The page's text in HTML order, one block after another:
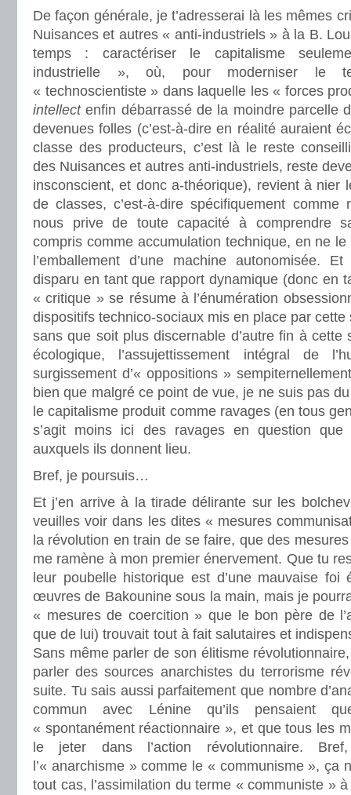
De façon générale, je t’adresserai là les mêmes
Nuisances et autres « anti-industriels » à la B.
temps : caractériser le capitalisme
industrielle », où, pour moderniser le
« technoscientiste » dans laquelle les « forces
intellectenfin débarrassé de la moindre parcelle
devenues folles (c’est-à-dire en réalité auraient
classe des producteurs, c’est là le reste
des Nuisances et autres anti-industriels, reste
insconscient, et donc a-théorique), revient à nier
de classes, c’est-à-dire spécifiquement comme
nous prive de toute capacité à comprendre
compris comme accumulation technique, en ne
l’emballement d’une machine autonomisée.
disparu en tant que rapport dynamique (donc en
« critique » se résume à l’énumération
dispositifs technico-sociaux mis en place par
sans que soit plus discernable d’autre fin à cette
écologique, l’assujettissement intégral de
surgissement d’« oppositions »
bien que malgré ce point de vue, je ne suis pas
le capitalisme produit comme ravages (en tous
s’agit moins ici des ravages en question
auxquels ils donnent lieu.
Bref, je poursuis…
Et j’en arrive à la tirade délirante sur les
veuilles voir dans les dites « mesures
la révolution en train de se faire, que des
me ramène à mon premier énervement. Que tu
leur poubelle historique est d’une mauvaise foi
œuvres de Bakounine sous la main, mais je
« mesures de coercition » que le bon père de
que de lui) trouvait tout à fait salutaires et
Sans même parler de son élitisme
parler des sources anarchistes du terrorisme
suite. Tu sais aussi parfaitement que nombre
commun avec Lénine qu’ils pensaient
« spontanément réactionnaire », et que tous les
le jeter dans l’action révolutionnaire.
l’« anarchisme » comme le « communisme », ça
tout cas, l’assimilation du terme « communiste »